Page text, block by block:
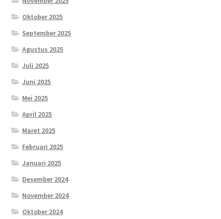
Oktober 2025
September 2025
Agustus 2025
Juli 2025
Juni 2025
Mei 2025
April 2025
Maret 2025
Februari 2025
Januari 2025
Desember 2024
November 2024
Oktober 2024